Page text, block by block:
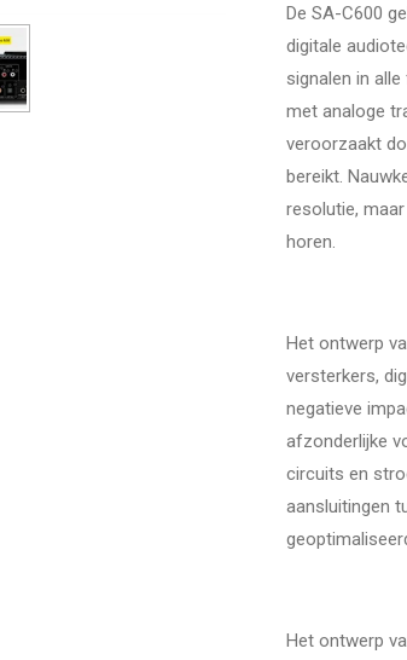
De SA-C600
digitale
signalen in
met analoge
veroorzaakt
bereikt.
resolutie,
horen.
Het ontwerp
versterkers,
negatieve
afzonderlijke
circuits en
aansluitingen
Het ontwerp